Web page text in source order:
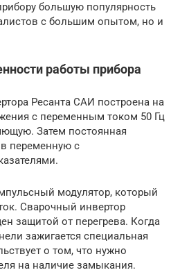
большую популярность
с большим опытом, но и
работы прибора
Ресанта САИ построена на
с переменным током 50 Гц
Затем постоянная
в переменную с
модулятор, который
Сварочный инвертор
защитой от перегрева. Когда
зажигается специальная
о том, что нужно
на наличие замыкания.